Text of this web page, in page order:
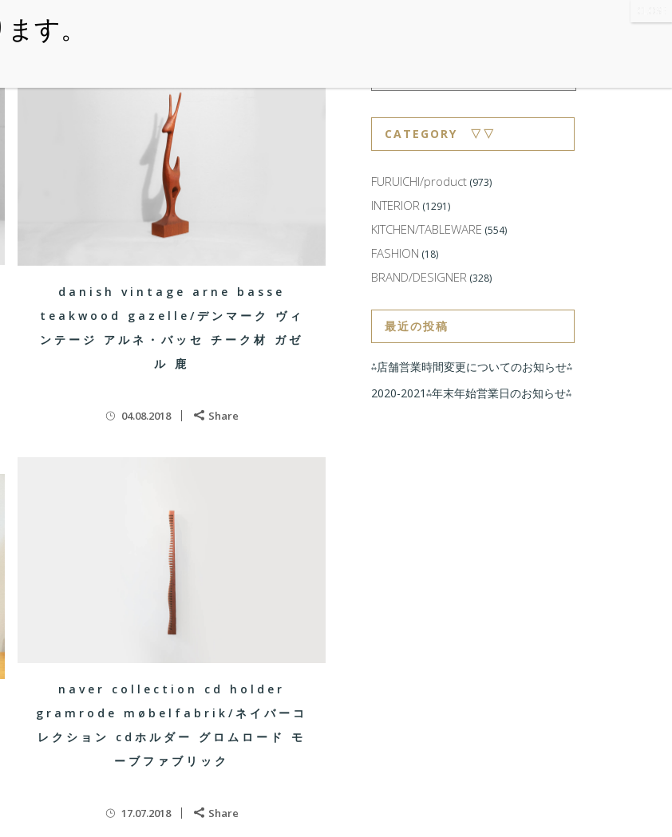
・SHOPPING-GUIDE
danish vintage arne basse
teakwood gazelle/デンマーク ヴィ
ンテージ アルネ・バッセ チーク材 ガゼ
ル 鹿
04.08.2018 Share
naver collection cd holder
gramrode møbelfabrik/ネイバーコ
レクション cdホルダー グロムロード モ
ーブファブリック
17.07.2018 Share
CATEGORY ▽▽
FURUICHI/product (973)
INTERIOR (1291)
KITCHEN/TABLEWARE (554)
FASHION (18)
BRAND/DESIGNER (328)
最近の投稿
⁂店舗営業時間変更についてのお知らせ⁂
2020-2021⁂年末年始営業日のお知らせ⁂